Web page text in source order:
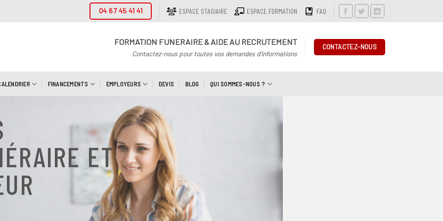
04 67 45 41 41 ESPACE STAGIAIRE ESPACE FORMATION FAQ
FORMATION FUNERAIRE & AIDE AU RECRUTEMENT
Contactez-nous pour toutes vos demandes d'informations
CONTACTEZ-NOUS
FINANCEMENTS EMPLOYEURS DEVIS BLOG QUI SOMMES-NOUS ?
ET